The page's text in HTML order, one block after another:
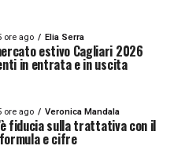
ore ago Elia Serra
estivo Cagliari 2026
in entrata e in uscita
ore ago Veronica Mandala
fiducia sulla trattativa con il
e cifre